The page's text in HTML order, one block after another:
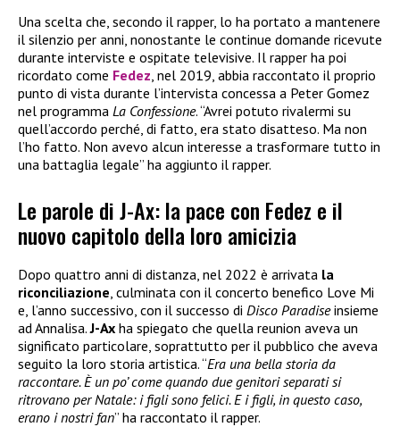
Una scelta che, secondo il rapper, lo ha portato a mantenere
il silenzio per anni, nonostante le continue domande ricevute
durante interviste e ospitate televisive. Il rapper ha poi
ricordato come Fedez, nel 2019, abbia raccontato il proprio
punto di vista durante l’intervista concessa a Peter Gomez
nel programma La Confessione. “Avrei potuto rivalermi su
quell’accordo perché, di fatto, era stato disatteso. Ma non
l’ho fatto. Non avevo alcun interesse a trasformare tutto in
una battaglia legale” ha aggiunto il rapper.
Le parole di J-Ax: la pace con Fedez e il
nuovo capitolo della loro amicizia
Dopo quattro anni di distanza, nel 2022 è arrivata la
riconciliazione , culminata con il concerto benefico Love Mi
e, l’anno successivo, con il successo di Disco Paradiseinsieme
ad Annalisa.J-Ax ha spiegato che quella reunion aveva un
significato particolare, soprattutto per il pubblico che aveva
seguito la loro storia artistica. “Era una bella storia da
raccontare. È un po’ come quando due genitori separati si
ritrovano per Natale: i figli sono felici. E i figli, in questo caso,
erano i nostri fan” ha raccontato il rapper.